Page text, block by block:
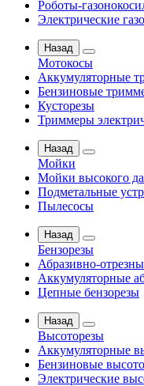
Роботы-
Электрические
Назад
Мотокосы
Аккумуляторные
Бензиновые
Кусторезы
Триммеры
Назад
Мойки
Мойки высокого
Подметальные
Пылесосы
Назад
Бензорезы
Абразивно-
Аккумуляторные
Цепные бензорезы
Назад
Высоторезы
Аккумуляторные
Бензиновые
Электрические